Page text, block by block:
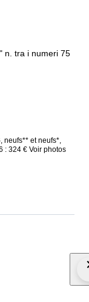
n. tra i numeri 75
neufs** et neufs*,